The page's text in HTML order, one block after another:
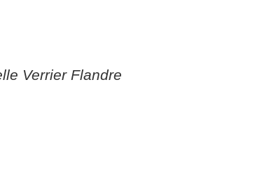
Verrier Flandre